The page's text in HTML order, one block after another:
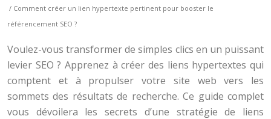
/ Comment créer un lien hypertexte pertinent pour booster le
référencement SEO ?
Voulez-vous transformer de simples clics en un puissant
levier SEO ? Apprenez à créer des liens hypertextes qui
comptent et à propulser votre site web vers les
sommets des résultats de recherche. Ce guide complet
vous dévoilera les secrets d’une stratégie de liens